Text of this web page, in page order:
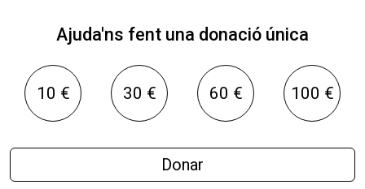
Ajuda'ns fent una donació única
10 € 30 € 60 € 100 €
Donar